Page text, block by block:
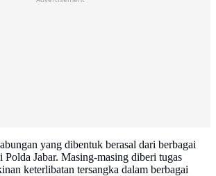
yang dibentuk berasal dari berbagai
Polda Jabar. Masing-masing diberi tugas
keterlibatan tersangka dalam berbagai